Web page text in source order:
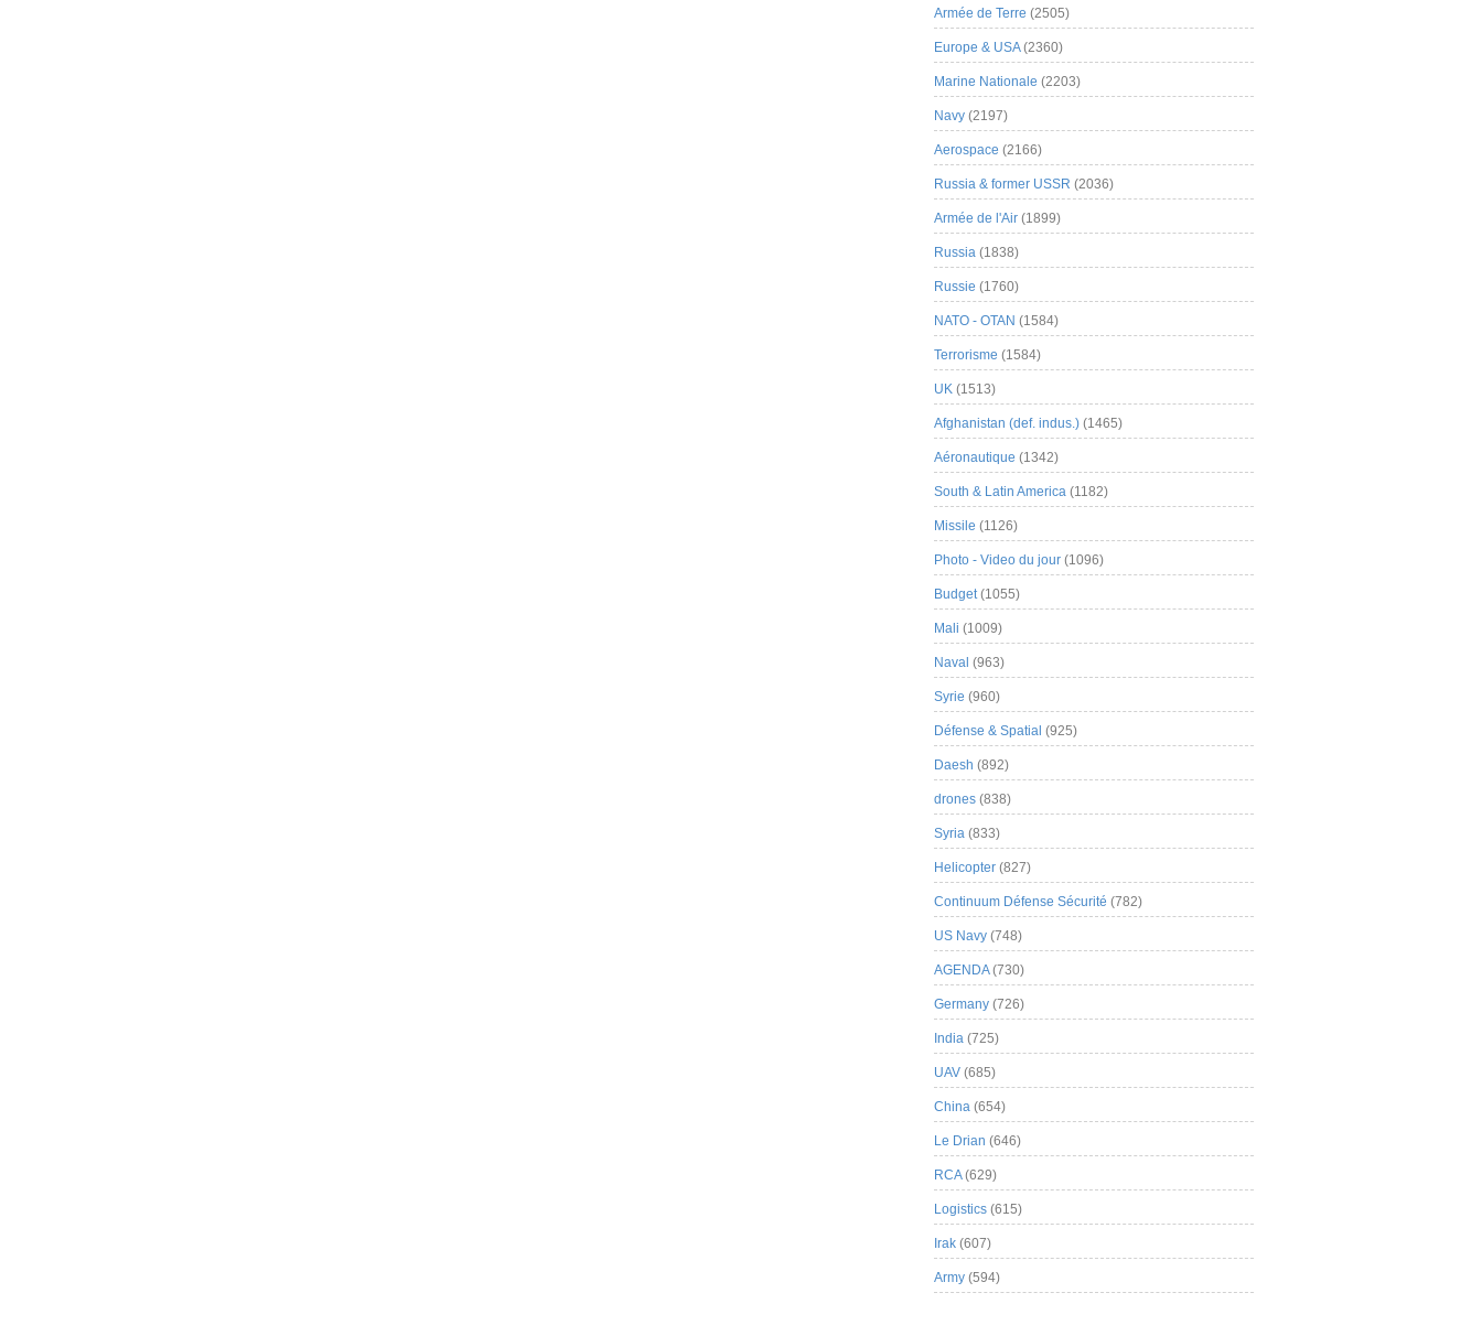
Armée de Terre (2505)
Europe & USA(2360)
Marine Nationale (2203)
Navy (2197)
Aerospace (2166)
Russia & former USSR (2036)
Armée de l'Air (1899)
Russia (1838)
Russie (1760)
NATO - OTAN (1584)
Terrorisme (1584)
UK (1513)
Afghanistan (def. indus.) (1465)
Aéronautique (1342)
South & Latin America (1182)
Missile (1126)
Photo - Video du jour (1096)
Budget(1055)
Mali (1009)
Naval (963)
Syrie (960)
Défense & Spatial (925)
Daesh (892)
drones (838)
Syria (833)
Helicopter (827)
Continuum Défense Sécurité (782)
US Navy (748)
AGENDA(730)
Germany (726)
India (725)
UAV (685)
China (654)
Le Drian (646)
RCA(629)
Logistics (615)
Irak (607)
Army (594)